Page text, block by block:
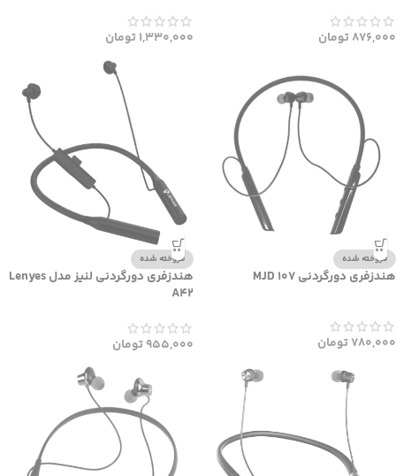
876,000تومان 1,330,000تومان
فروخته شده
هندزفری دورگردنی MJD 107
780,000تومان
فروخته شده
هندزفری دورگردنی لنیز مدل Lenyes
A42
955,000تومان